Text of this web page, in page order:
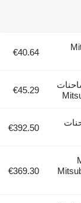
€40.64
€45.29
€392.50
€369.30